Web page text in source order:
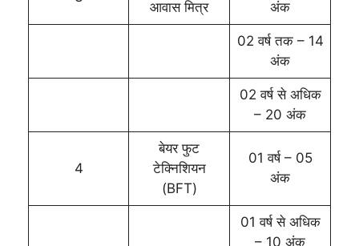
आवास मित्र अंक
02 वर्ष तक – 14
अंक
02 वर्ष से अधिक
– 20 अंक
4
बेयर फुट
टेक्निशियन
(BFT)
01 वर्ष – 05
अंक
01 वर्ष से अधिक
– 10 अंक